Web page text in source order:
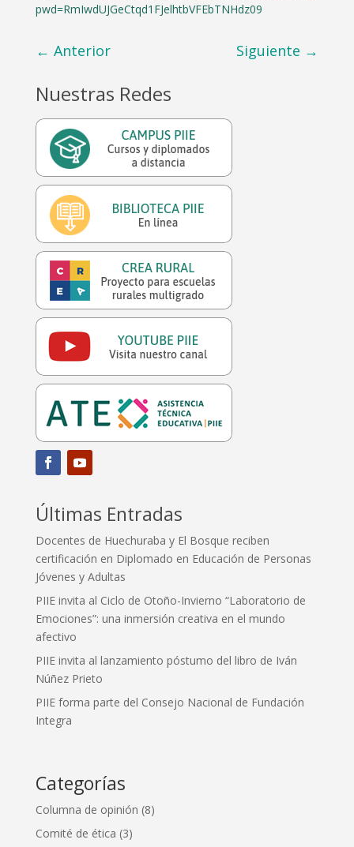
pwd=RmIwdUJGeCtqd1FJelhtbVFEbTNHdz09
← Anterior Siguiente →
Nuestras Redes
Últimas Entradas
Docentes de Huechuraba y El Bosque reciben
certificación en Diplomado en Educación de Personas
Jóvenes y Adultas
PIIE invita al Ciclo de Otoño-Invierno “Laboratorio de
Emociones”: una inmersión creativa en el mundo
afectivo
PIIE invita al lanzamiento póstumo del libro de Iván
Núñez Prieto
PIIE forma parte del Consejo Nacional de Fundación
Integra
Categorías
Columna de opinión (8)
Comité de ética (3)